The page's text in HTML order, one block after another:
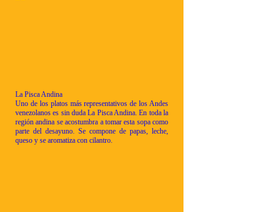
La Pisca Andina
Uno de los platos más representativos de los Andes
venezolanos es sin duda La Pisca Andina. En toda la
región andina se acostumbra a tomar esta sopa como
parte del desayuno. Se compone de papas, leche,
queso y se aromatiza con cilantro.